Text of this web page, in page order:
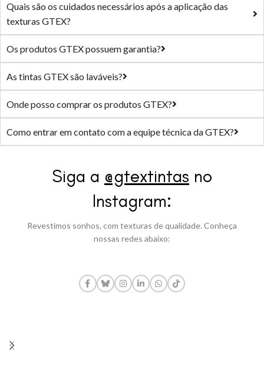
Quais são os cuidados necessários após a aplicação das
texturas GTEX?
Os produtos GTEX possuem garantia?
As tintas GTEX são laváveis?
Onde posso comprar os produtos GTEX?
Como entrar em contato com a equipe técnica da GTEX?
Siga a @gtextintas no
Instagram:
Revestimos sonhos, com texturas de qualidade. Conheça
nossas redes abaixo: